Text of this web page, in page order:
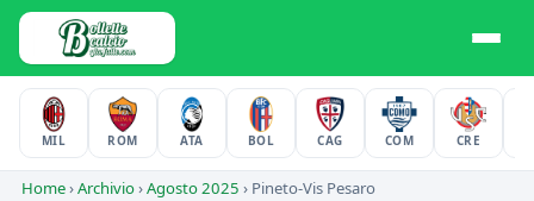
MIL ROM ATA BOL CAG COM CRE
Home›Archivio›Agosto 2025 › Pineto-Vis Pesaro